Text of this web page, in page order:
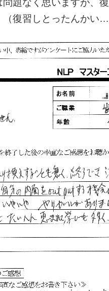
題なく思いますが、
（復習しとったんかい…